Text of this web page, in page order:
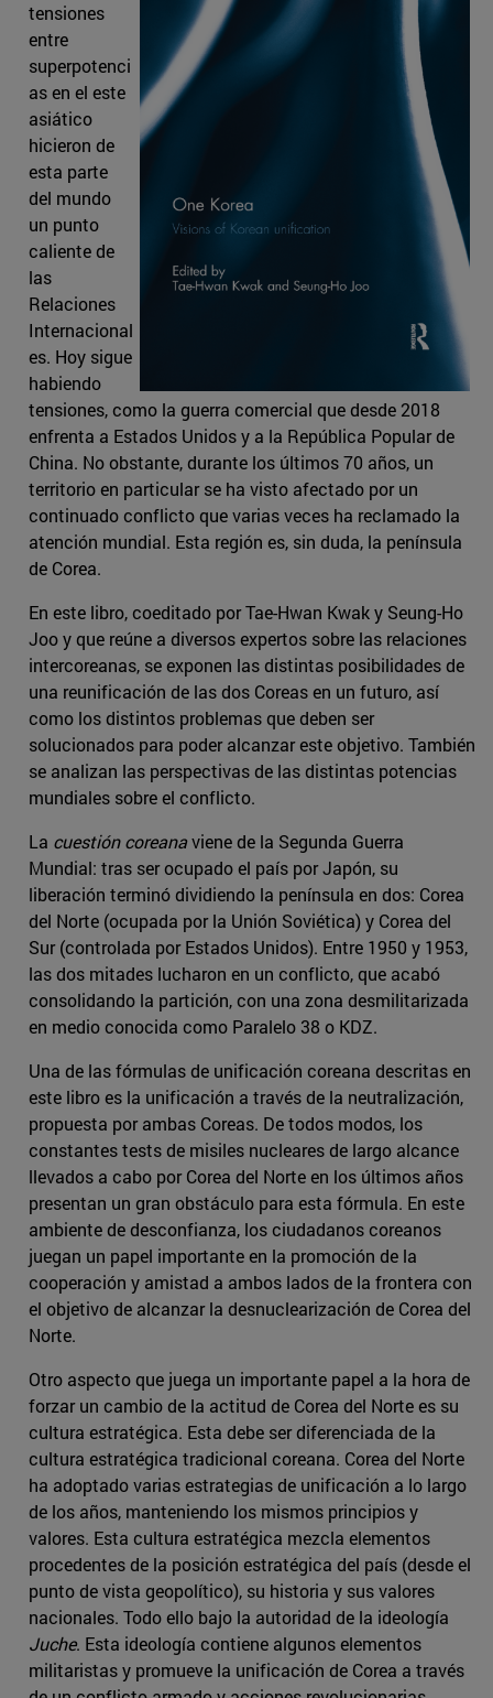
tensiones
entre
superpotenci
as en el este
asiático
hicieron de
esta parte
del mundo
un punto
caliente de
las
Relaciones
Internacional
es. Hoy sigue
habiendo
tensiones, como la guerra comercial que desde 2018
enfrenta a Estados Unidos y a la República Popular de
China. No obstante, durante los últimos 70 años, un
territorio en particular se ha visto afectado por un
continuado conflicto que varias veces ha reclamado la
atención mundial. Esta región es, sin duda, la península
de Corea.
En este libro, coeditado por Tae-Hwan Kwak y Seung-Ho
Joo y que reúne a diversos expertos sobre las relaciones
intercoreanas, se exponen las distintas posibilidades de
una reunificación de las dos Coreas en un futuro, así
como los distintos problemas que deben ser
solucionados para poder alcanzar este objetivo. También
se analizan las perspectivas de las distintas potencias
mundiales sobre el conflicto.
La cuestión coreanaviene de la Segunda Guerra
Mundial: tras ser ocupado el país por Japón, su
liberación terminó dividiendo la península en dos: Corea
del Norte (ocupada por la Unión Soviética) y Corea del
Sur (controlada por Estados Unidos). Entre 1950 y 1953,
las dos mitades lucharon en un conflicto, que acabó
consolidando la partición, con una zona desmilitarizada
en medio conocida como Paralelo 38 o KDZ.
Una de las fórmulas de unificación coreana descritas en
este libro es la unificación a través de la neutralización,
propuesta por ambas Coreas. De todos modos, los
constantes tests de misiles nucleares de largo alcance
llevados a cabo por Corea del Norte en los últimos años
presentan un gran obstáculo para esta fórmula. En este
ambiente de desconfianza, los ciudadanos coreanos
juegan un papel importante en la promoción de la
cooperación y amistad a ambos lados de la frontera con
el objetivo de alcanzar la desnuclearización de Corea del
Norte.
Otro aspecto que juega un importante papel a la hora de
forzar un cambio de la actitud de Corea del Norte es su
cultura estratégica. Esta debe ser diferenciada de la
cultura estratégica tradicional coreana. Corea del Norte
ha adoptado varias estrategias de unificación a lo largo
de los años, manteniendo los mismos principios y
valores. Esta cultura estratégica mezcla elementos
procedentes de la posición estratégica del país (desde el
punto de vista geopolítico), su historia y sus valores
nacionales. Todo ello bajo la autoridad de la ideología
Juche. Esta ideología contiene algunos elementos
militaristas y promueve la unificación de Corea a través